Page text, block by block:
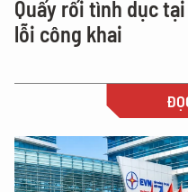
Quấy rối tình dục
lỗi công khai